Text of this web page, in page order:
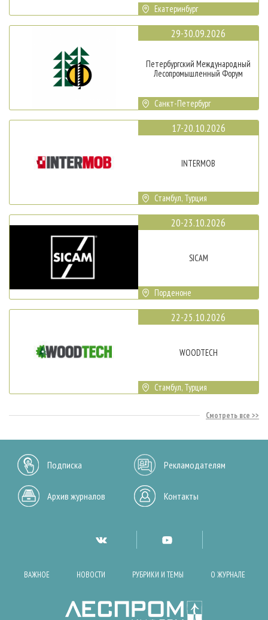
Екатеринбург
29-30.09.2026
Петербургский Международный
Лесопромышленный Форум
Санкт-Петербург
17-20.10.2026
INTERMOB
Стамбул, Турция
20-23.10.2026
SICAM
Порденоне
22-25.10.2026
WOODTECH
Стамбул, Турция
Смотреть все
Подписка Рекламодателям
Архив журналов Контакты
ВАЖНОЕ НОВОСТИ РУБРИКИ И ТЕМЫ О ЖУРНАЛЕ